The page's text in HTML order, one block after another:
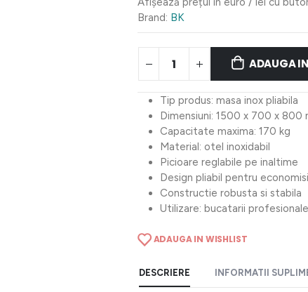
Brand: BK
ADAUGA
Tip produs: masa inox pliabila
Dimensiuni: 1500 x 700 x 800
Capacitate maxima: 170 kg
Material: otel inoxidabil
Picioare reglabile pe inaltime
Design pliabil pentru
Constructie robusta si stabila
Utilizare: bucatarii
ADAUGA IN WISHLIST
DESCRIERE INFORMATII